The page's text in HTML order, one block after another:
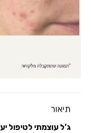
תיאור
ג’ל עוצמתי לטיפול